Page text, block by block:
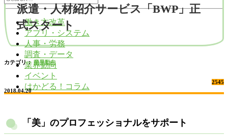
働き方改革
アプリ・システム
人事・労務
調査・データ
業界動向
イベント
はかどる！コラム
派遣・人材紹介サービス「BWP」正
式スタート
カテゴリ： 業界動向
2545
2018.04.20
「美」のプロフェッショナルをサポート